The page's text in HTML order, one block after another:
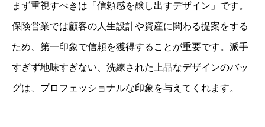
まず重視すべきは「信頼感を醸し出すデザイン」です。
保険営業では顧客の人生設計や資産に関わる提案をする
ため、第一印象で信頼を獲得することが重要です。派手
すぎず地味すぎない、洗練された上品なデザインのバッ
グは、プロフェッショナルな印象を与えてくれます。